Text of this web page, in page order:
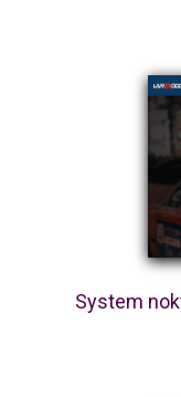
System